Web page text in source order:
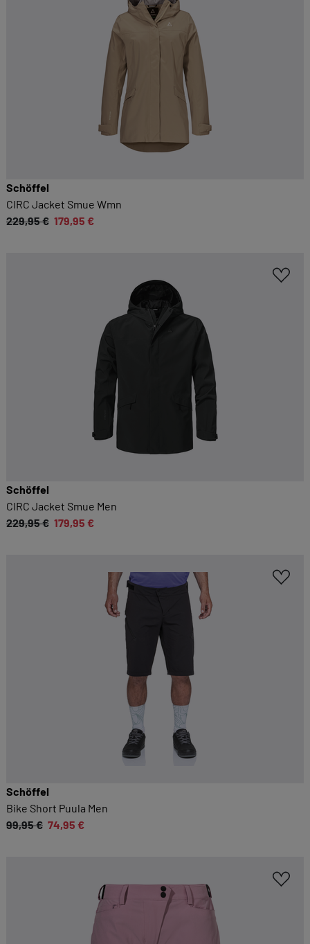
Schöffel
CIRC Jacket Smue Wmn
229,95 € 179,95 €
Schöffel
CIRC Jacket Smue Men
229,95 € 179,95 €
Schöffel
Bike Short Puula Men
99,95 € 74,95 €